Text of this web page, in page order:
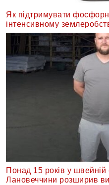
Як підтримувати
інтенсивному
Понад 15 років у швейній
Лановеччини розширив